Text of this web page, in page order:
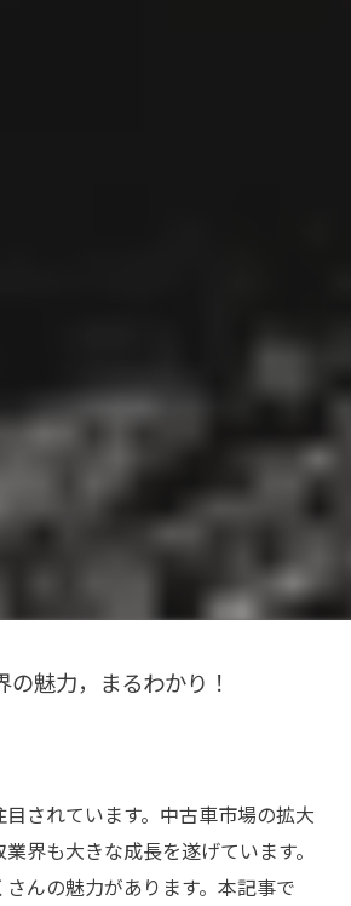
の魅力，まるわかり！
されています。中古車市場の拡大
界も大きな成長を遂げています。
んの魅力があります。本記事で